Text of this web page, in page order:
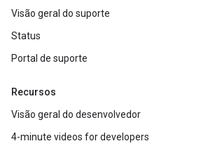
Visão geral do suporte
Status
Portal de suporte
Recursos
Visão geral do desenvolvedor
4-minute videos for developers